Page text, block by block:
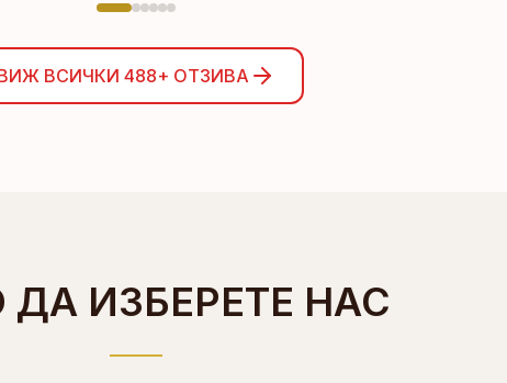
ВСИЧКИ 488+ ОТЗИВА
ИЗБЕРЕТЕ НАС